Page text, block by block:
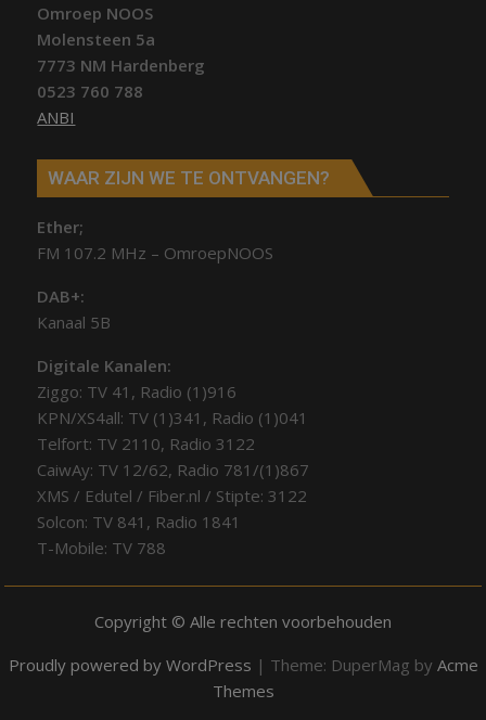
Omroep NOOS
Molensteen 5a
7773 NM Hardenberg
0523 760 788
ANBI
WAAR ZIJN WE TE ONTVANGEN?
Ether;
FM 107.2 MHz – OmroepNOOS
DAB+:
Kanaal 5B
Digitale Kanalen:
Ziggo: TV 41, Radio (1)916
KPN/XS4all: TV (1)341, Radio (1)041
Telfort: TV 2110, Radio 3122
CaiwAy: TV 12/62, Radio 781/(1)867
XMS / Edutel / Fiber.nl / Stipte: 3122
Solcon: TV 841, Radio 1841
T-Mobile: TV 788
Copyright © Alle rechten voorbehouden
Proudly powered by WordPress | Theme: DuperMag by Acme
Themes